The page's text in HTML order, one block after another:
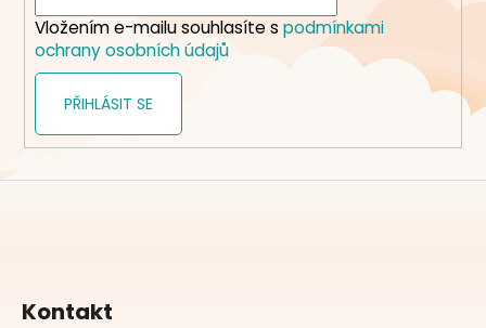
Vložením e-mailu souhlasíte s podmínkami
ochrany osobních údajů
PŘIHLÁSIT SE
Kontakt